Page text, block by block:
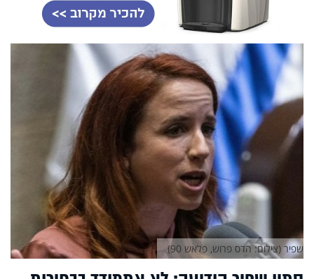
שפיר (צילום: הדס פרוש, פלאש 90)